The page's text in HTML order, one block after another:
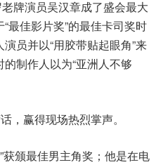
牌演员吴汉章成了盛会最大
最佳影片奖”的最佳卡司奖时
员并以“用胶带贴起眼角”来
制作人以为“亚洲人不够
，赢得现场热烈掌声。
获颁最佳男主角奖；他是在电